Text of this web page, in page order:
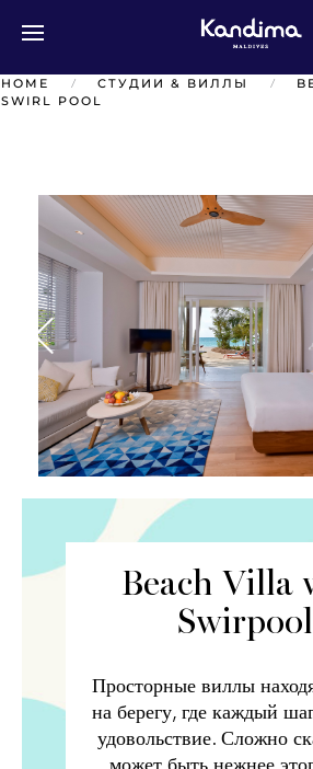
HOME СТУДИИ & ВИЛЛЫ
SWIRL POOL
Beach Villa
Swirpool
Просторные виллы
на берегу, где каждый
удовольствие. Сложно
может быть нежнее